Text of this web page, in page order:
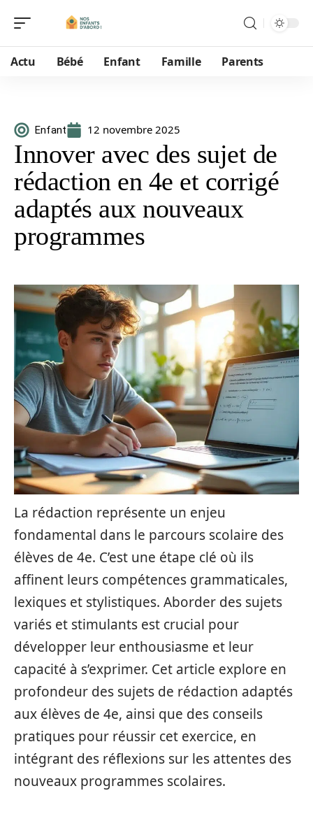
Actu Bébé Enfant Famille Parents
Enfant 12 novembre 2025
Innover avec des sujet de
rédaction en 4e et corrigé
adaptés aux nouveaux
programmes
La rédaction représente un enjeu
fondamental dans le parcours scolaire des
élèves de 4e. C’est une étape clé où ils
affinent leurs compétences grammaticales,
lexiques et stylistiques. Aborder des sujets
variés et stimulants est crucial pour
développer leur enthousiasme et leur
capacité à s’exprimer. Cet article explore en
profondeur des sujets de rédaction adaptés
aux élèves de 4e, ainsi que des conseils
pratiques pour réussir cet exercice, en
intégrant des réflexions sur les attentes des
nouveaux programmes scolaires.